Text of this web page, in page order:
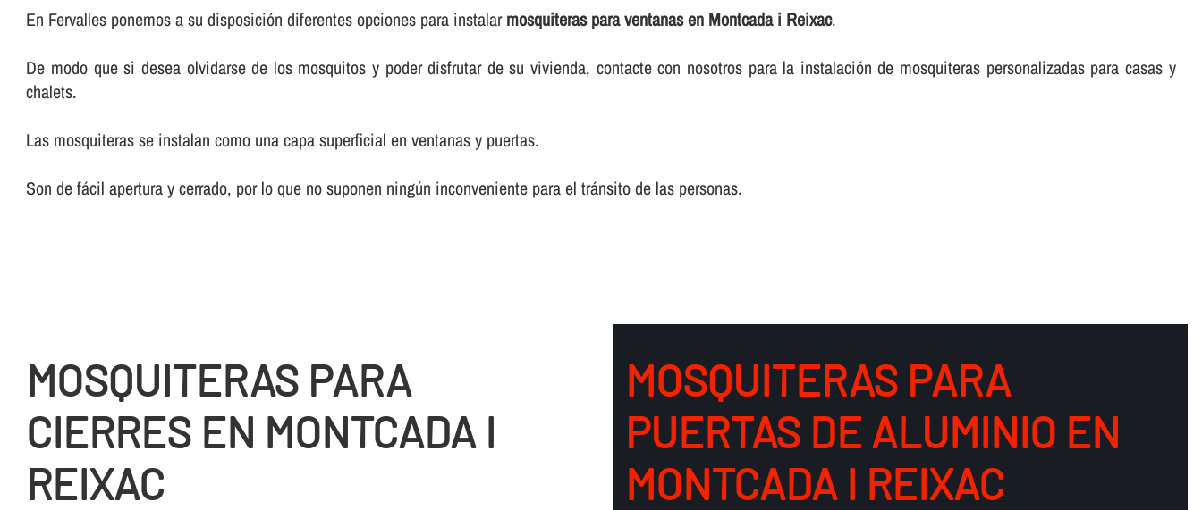
En Fervalles ponemos a su disposición diferentes opciones para instalarmosquiteras para ventanas en Montcada i Reixac.
De modo que si desea olvidarse de los mosquitos y poder disfrutar de su vivienda, contacte con nosotros para la instalación de mosquiteras personalizadas para casas y
chalets.
Las mosquiteras se instalan como una capa superficial en ventanas y puertas.
Son de fácil apertura y cerrado, por lo que no suponen ningún inconveniente para el tránsito de las personas.
MOSQUITERAS PARA
CIERRES EN MONTCADA I
REIXAC
MOSQUITERAS PARA
PUERTAS DE ALUMINIO EN
MONTCADA I REIXAC